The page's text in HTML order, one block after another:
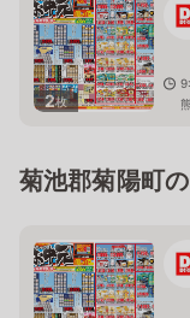
2枚
菊池郡菊陽町